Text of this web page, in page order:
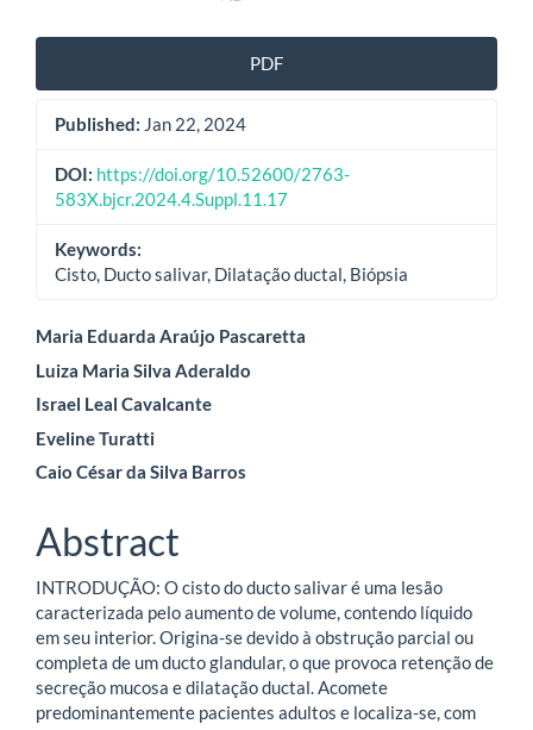
PDF
Published: Jan 22, 2024
DOI: https://doi.org/10.52600/2763-
583X.bjcr.2024.4.Suppl.11.17
Keywords:
Cisto, Ducto salivar, Dilatação ductal, Biópsia
Main
Article
Content
Maria Eduarda Araújo Pascaretta
Luiza Maria Silva Aderaldo
Israel Leal Cavalcante
Eveline Turatti
Caio César da Silva Barros
Abstract
INTRODUÇÃO: O cisto do ducto salivar é uma lesão
caracterizada pelo aumento de volume, contendo líquido
em seu interior. Origina-se devido à obstrução parcial ou
completa de um ducto glandular, o que provoca retenção de
secreção mucosa e dilatação ductal. Acomete
predominantemente pacientes adultos e localiza-se, com